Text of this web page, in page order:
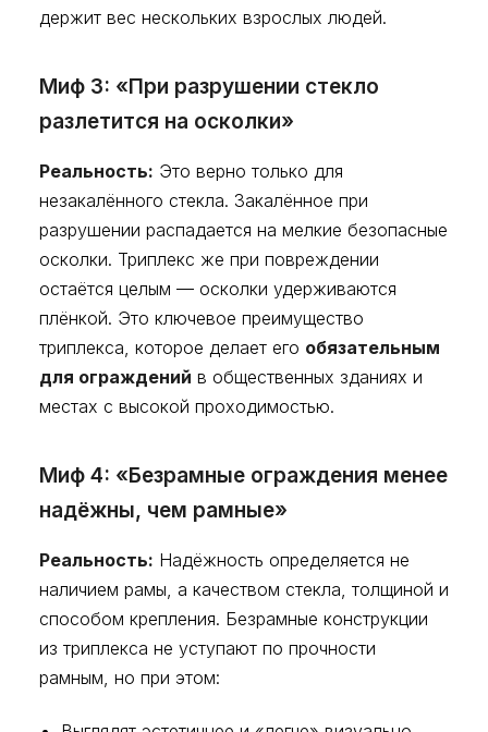
держит вес нескольких взрослых людей.
Миф 3: «При разрушении стекло
разлетится на осколки»
Реальность: Это верно только для
незакалённого стекла. Закалённое при
разрушении распадается на мелкие безопасные
осколки. Триплекс же при повреждении
остаётся целым — осколки удерживаются
плёнкой. Это ключевое преимущество
триплекса, которое делает его обязательным
для ограждений в общественных зданиях и
местах с высокой проходимостью.
Миф 4: «Безрамные ограждения менее
надёжны, чем рамные»
Реальность: Надёжность определяется не
наличием рамы, а качеством стекла, толщиной и
способом крепления. Безрамные конструкции
из триплекса не уступают по прочности
рамным, но при этом: